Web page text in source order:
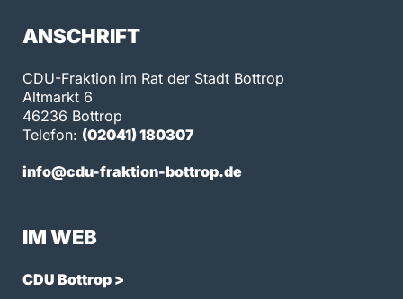
ANSCHRIFT
CDU-Fraktion im Rat der Stadt Bottrop
Altmarkt 6
46236 Bottrop
Telefon: (02041) 180307
info@cdu-fraktion-bottrop.de
IM WEB
CDU Bottrop >